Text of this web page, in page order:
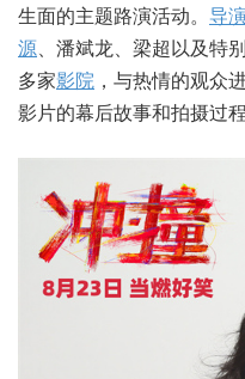
生面的主题路演活动。 导
源、潘斌龙、梁超以及特
多家影院 ，与热情的观众
影片的幕后故事和拍摄过